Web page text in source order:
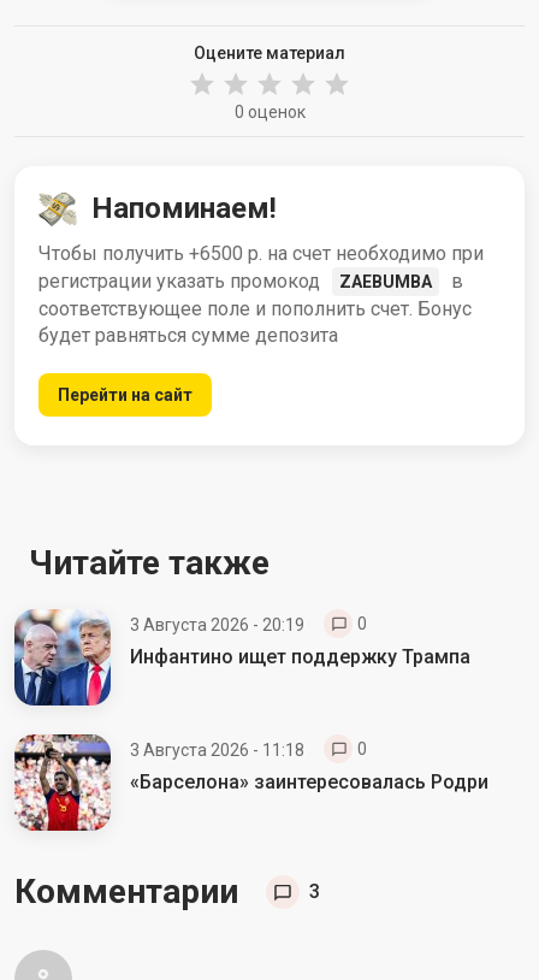
Оцените материал
0 оценок
Напоминаем!
Чтобы получить +6500 р. на счет необходимо при
регистрации указать промокод
ZAEBUMBA
в
соответствующее поле и пополнить счет. Бонус
будет равняться сумме депозита
Перейти на сайт
Читайте также
3 Августа 2026 - 20:19 0
Инфантино ищет поддержку Трампа
3 Августа 2026 - 11:18 0
«Барселона» заинтересовалась Родри
Комментарии 3